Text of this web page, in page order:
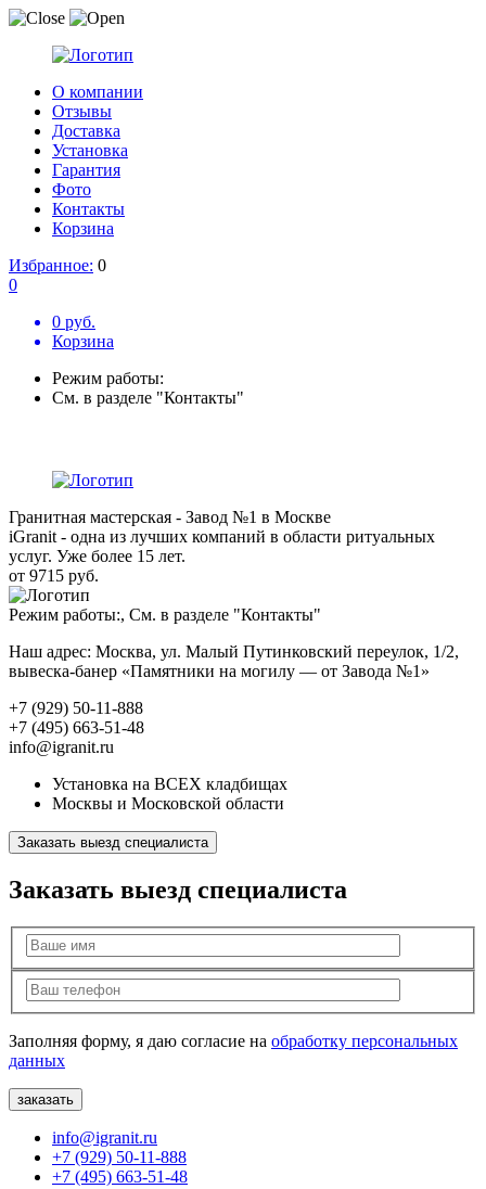
О компании
Отзывы
Доставка
Установка
Гарантия
Фото
Контакты
Корзина
Избранное: 0
0
0 руб.
Корзина
Режим работы:
См. в разделе "Контакты"
Гранитная мастерская - Завод №1 в Москве
iGranit - одна из лучших компаний в области ритуальных
услуг. Уже более 15 лет.
от 9715 руб.
Режим работы:, См. в разделе "Контакты"
Наш адрес: Москва, ул. Малый Путинковский переулок, 1/2,
вывеска-банер «Памятники на могилу — от Завода №1»
+7 (929) 50-11-888
+7 (495) 663-51-48
info@igranit.ru
Установка на ВСЕХ кладбищах
Москвы и Московской области
Заказать выезд специалиста
Заказать выезд специалиста
Заполняя форму, я даю согласие на обработку персональных
данных
info@igranit.ru
+7 (929) 50-11-888
+7 (495) 663-51-48